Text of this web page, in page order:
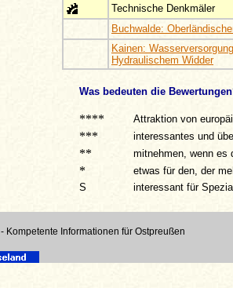
Technische Denkmäler
Buchwalde:
Kainen:
Hydraulischem Widder
Was bedeuten die
**** Attraktion von
*** interessantes und
** mitnehmen, wenn es
*
etwas für den, der
S
interessant für
- Kompetente Informationen für Ostpreußen